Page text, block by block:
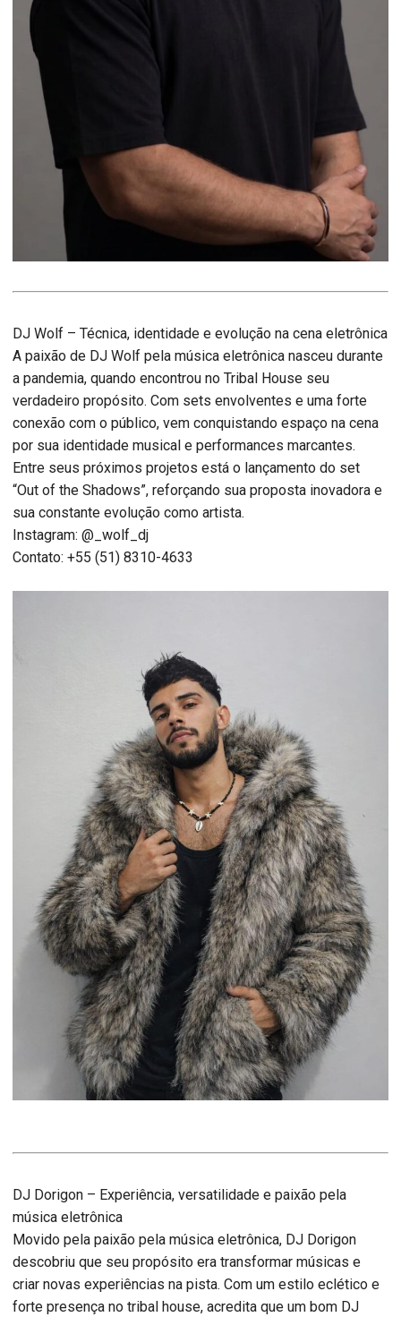
DJ Wolf – Técnica, identidade e evolução na cena eletrônica
A paixão de DJ Wolf pela música eletrônica nasceu durante
a pandemia, quando encontrou no Tribal House seu
verdadeiro propósito. Com sets envolventes e uma forte
conexão com o público, vem conquistando espaço na cena
por sua identidade musical e performances marcantes.
Entre seus próximos projetos está o lançamento do set
“Out of the Shadows”, reforçando sua proposta inovadora e
sua constante evolução como artista.
Instagram: @_wolf_dj
Contato: +55 (51) 8310-4633
DJ Dorigon – Experiência, versatilidade e paixão pela
música eletrônica
Movido pela paixão pela música eletrônica, DJ Dorigon
descobriu que seu propósito era transformar músicas e
criar novas experiências na pista. Com um estilo eclético e
forte presença no tribal house, acredita que um bom DJ